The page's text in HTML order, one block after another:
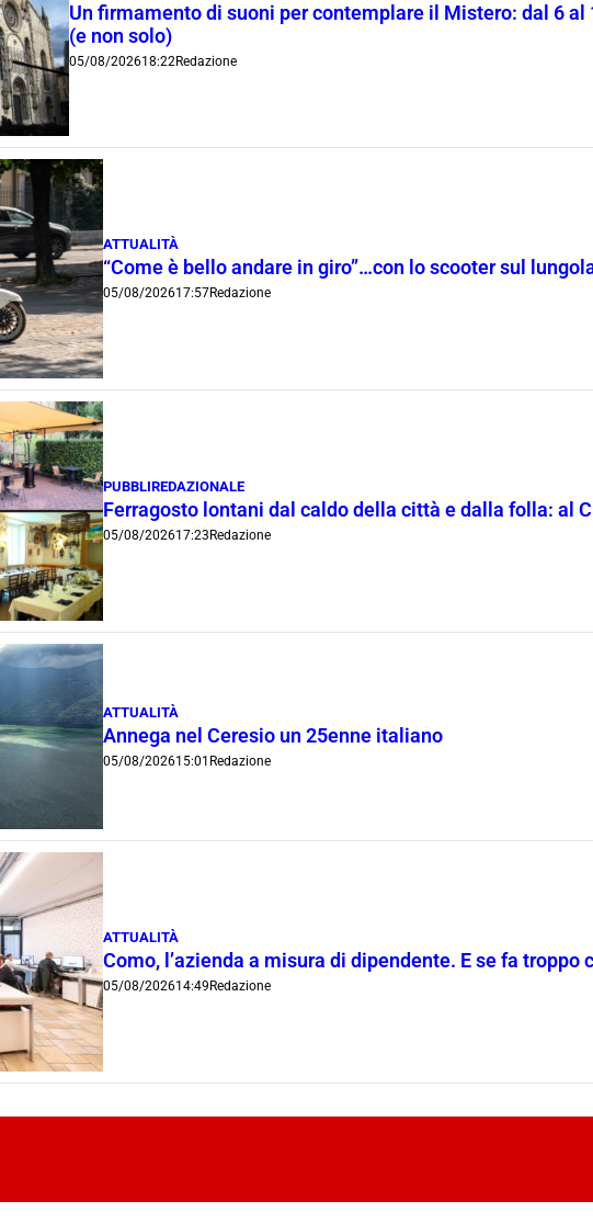
Un firmamento di suoni per contemplare il Mistero: dal 6
(e non solo)
05/08/202618:22Redazione
ATTUALITÀ
“Come è bello andare in giro”…con lo scooter sul
05/08/202617:57Redazione
PUBBLIREDAZIONALE
Ferragosto lontani dal caldo della città e dalla folla: al
05/08/202617:23 Redazione
ATTUALITÀ
Annega nel Ceresio un 25enne italiano
05/08/202615:01 Redazione
ATTUALITÀ
Como, l’azienda a misura di dipendente. E se fa
05/08/202614:49 Redazione